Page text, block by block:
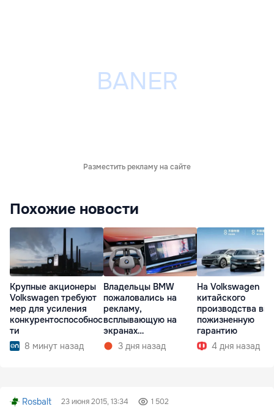
Разместить рекламу на сайте
Похожие новости
Крупные акционеры
Volkswagen требуют
мер для усиления
конкурентоспособнос
ти
8 минут назад
Владельцы BMW
пожаловались на
рекламу,
всплывающую на
экранах
мультимедиа при
запуске
3 дня назад
На Volkswagen
китайского
производства
пожизненную
гарантию
4 дня назад
Rosbalt 23 июня 2015, 13:34 1 502